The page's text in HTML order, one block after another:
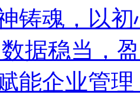
铸魂，以
据稳当，
能企业管